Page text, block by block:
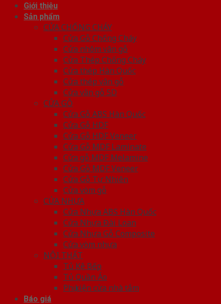
Giới thiệu
Sản phẩm
CỬA CHỐNG CHÁY
Cửa Gỗ Chống Cháy
Cửa nhôm vân gỗ
Cửa Thép Chống Cháy
Cửa thép Hàn Quốc
Cửa thép vân gỗ
Cửa vân gỗ 5D
CỬA GỖ
Cửa Gỗ ABS Hàn Quốc
Cửa Gỗ HDF
Cửa Gỗ HDF Veneer
Cửa Gỗ MDF Laminate
Cửa gỗ MDF Melamine
Cửa Gỗ MDF Veneer
Cửa Gỗ Tự Nhiên
Cửa vòm gỗ
CỬA NHỰA
Cửa Nhựa ABS Hàn Quốc
Cửa Nhựa Đài Loan
Cửa Nhựa Gỗ Composite
Cửa vòm nhựa
NỘI THẤT
Tủ Kệ Bếp
Tủ Quần Áo
Phụ kiện cửa nhà tắm
Báo giá